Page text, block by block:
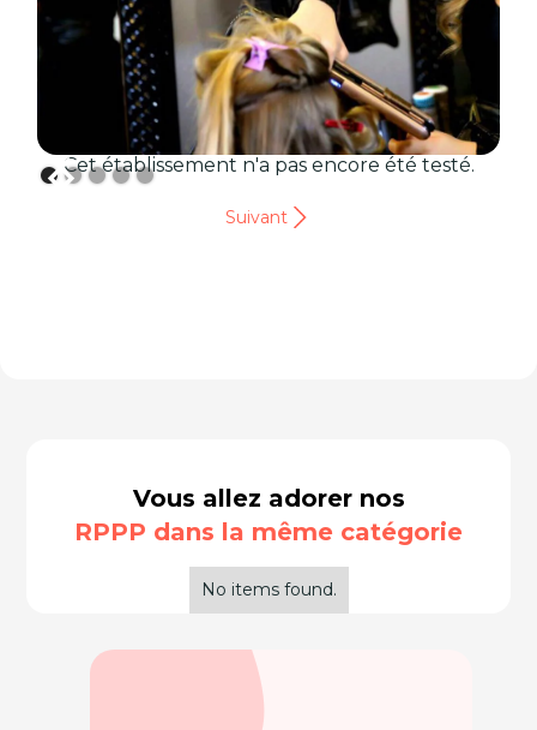
Cet établissement n'a pas encore été testé.
Suivant
Vous allez adorer nos
RPPP dans la même catégorie
No items found.